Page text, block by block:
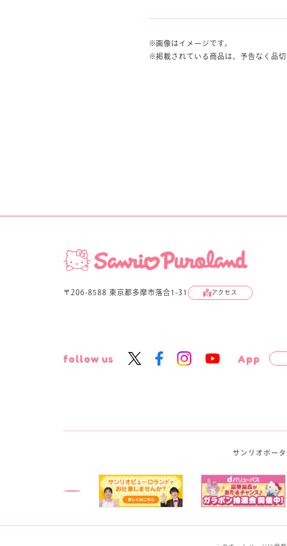
画像はイメージです。
掲載されている商品は、予告なく品
〒206-8588 東京都多摩市落合1-31 アクセス
follow us App
サンリオポー